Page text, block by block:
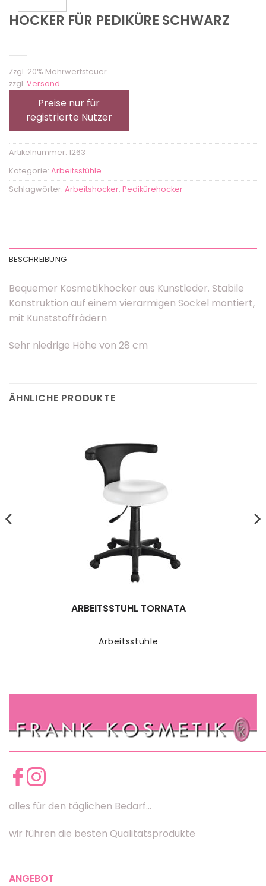
HOCKER FÜR PEDIKÜRE SCHWARZ
Zzgl. 20% Mehrwertsteuer
zzgl. Versand
Preise nur für
registrierte Nutzer
Artikelnummer: 1263
Kategorie: Arbeitsstühle
Schlagwörter: Arbeitshocker, Pedikürehocker
BESCHREIBUNG
Bequemer Kosmetikhocker aus Kunstleder. Stabile
Konstruktion auf einem vierarmigen Sockel montiert,
mit Kunststoffrädern
Sehr niedrige Höhe von 28 cm
ÄHNLICHE PRODUKTE
Arbeitsstühle
ARBEITSSTUHL TORNATA
alles für den täglichen Bedarf...
wir führen die besten Qualitätsprodukte
ANGEBOT